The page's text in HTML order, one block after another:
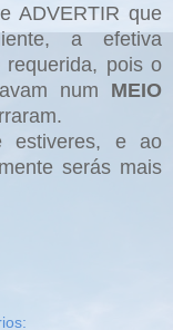
ADVERTIR que
a efetiva
pois o
num MEIO
estiveres, e ao
serás mais